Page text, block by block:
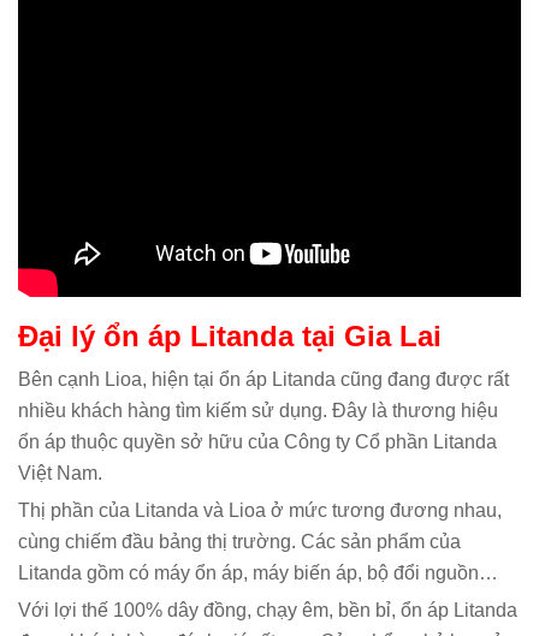
Đại lý ổn áp Litanda tại Gia Lai
Bên cạnh Lioa, hiện tại ổn áp Litanda cũng đang được rất
nhiều khách hàng tìm kiếm sử dụng. Đây là thương hiệu
ổn áp thuộc quyền sở hữu của Công ty Cổ phần Litanda
Việt Nam.
Thị phần của Litanda và Lioa ở mức tương đương nhau,
cùng chiếm đầu bảng thị trường. Các sản phẩm của
Litanda gồm có máy ổn áp, máy biến áp, bộ đổi nguồn…
Với lợi thế 100% dây đồng, chạy êm, bền bỉ, ổn áp Litanda